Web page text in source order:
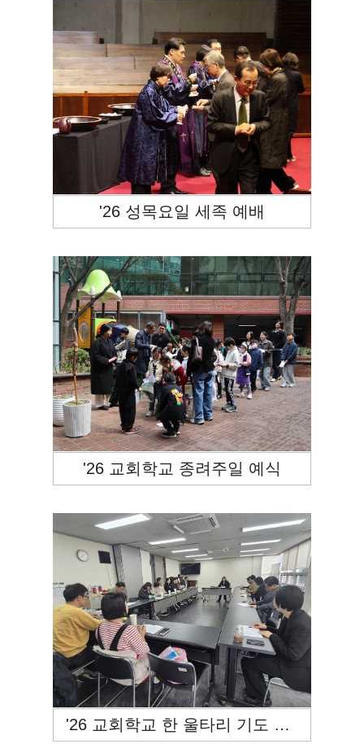
'26 성목요일 세족 예배
'26 교회학교 종려주일 예식
'26 교회학교 한 울타리 기도 모임